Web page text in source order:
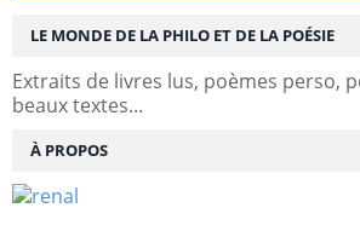
LE MONDE DE LA PHILO ET DE LA POÉSIE
Extraits de livres lus, poèmes perso,
beaux textes...
À PROPOS